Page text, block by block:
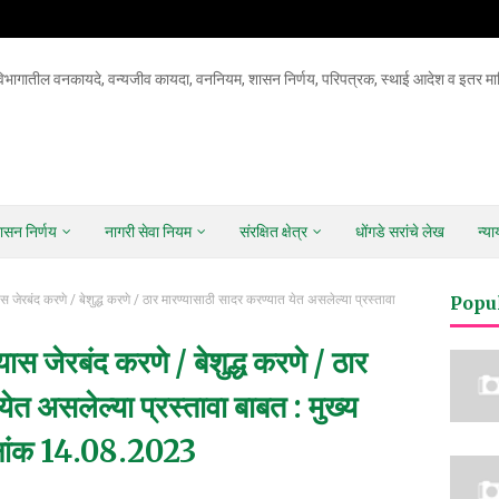
वनकायदे, वन्यजीव कायदा, वननियम, शासन निर्णय, परिपत्रक, स्थाई आदेश व इतर
निर्णय नागरी सेवा नियम संरक्षित क्षेत्र धोंगडे सरांचे लेख
जेरबंद करणे / बेशुद्ध करणे / ठार मारण्यासाठी सादर करण्यात येत असलेल्या प्रस्तावा
जेरबंद करणे / बेशुद्ध करणे / ठार
असलेल्या प्रस्तावा बाबत : मुख्य
14.08.2023